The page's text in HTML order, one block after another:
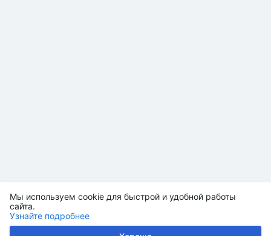
Мы используем cookie для быстрой и удобной работы
сайта.
Узнайте подробнее